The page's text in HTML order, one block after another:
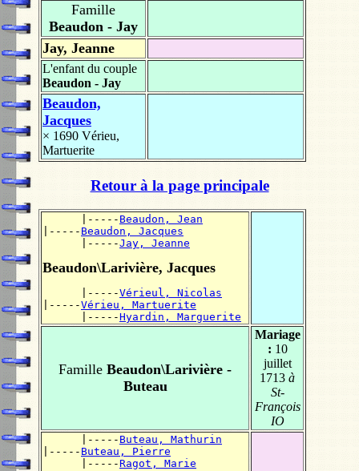
Famille
Beaudon - Jay
Jay, Jeanne
L'enfant du couple
Beaudon - Jay
Beaudon,
Jacques
× 1690 Vérieu,
Martuerite
Retour à la page principale
      |-----
Beaudon, Jean
|----- Beaudon, Jacques
      |-----
Jay, Jeanne
Beaudon\Larivière, Jacques
      |-----
Vérieul, Nicolas
|-----Vérieu, Martuerite
      |-----
Hyardin, Marguerite
Famille Beaudon\Larivière -
Buteau
Mariage
: 10
juillet
1713 à
St-
François
IO
      |-----
Buteau, Mathurin
|----- Buteau, Pierre
      |-----
Ragot, Marie